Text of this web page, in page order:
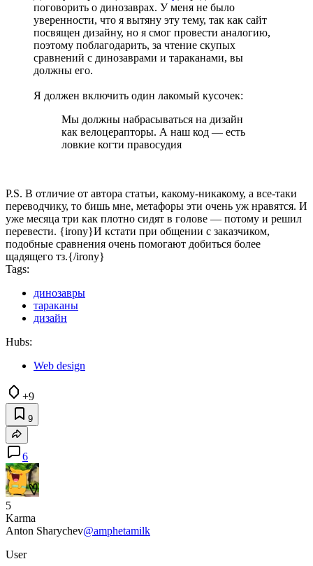
поговорить о динозаврах. У меня не было
уверенности, что я вытяну эту тему, так как сайт
посвящен дизайну, но я смог провести аналогию,
поэтому поблагодарить, за чтение скупых
сравнений с динозаврами и тараканами, вы
должны его.
Я должен включить один лакомый кусочек:
Мы должны набрасываться на дизайн
как велоцерапторы. А наш код — есть
ловкие когти правосудия
P.S. В отличие от автора статьи, какому-никакому, а все-таки
переводчику, то бишь мне, метафоры эти очень уж нравятся. И
уже месяца три как плотно сидят в голове — потому и решил
перевести. {irony}И кстати при общении с заказчиком,
подобные сравнения очень помогают добиться более
щадящего тз.{/irony}
Tags:
динозавры
тараканы
дизайн
Hubs:
Web design
+9
9
6
5
Karma
Anton Sharychev@amphetamilk
User